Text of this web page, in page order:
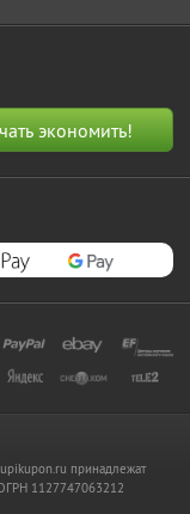
принадлежат
1127747063212